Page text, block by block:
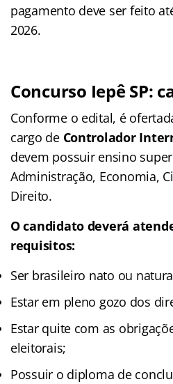
pagamento deve ser feito
2026.
Concurso Iepê SP:
Conforme o edital, é
cargo de Controlador
devem possuir ensino
Administração, Economia,
Direito.
O candidato deverá
requisitos:
Ser brasileiro nato ou
Estar em pleno gozo dos
Estar quite com as
eleitorais;
Possuir o diploma de